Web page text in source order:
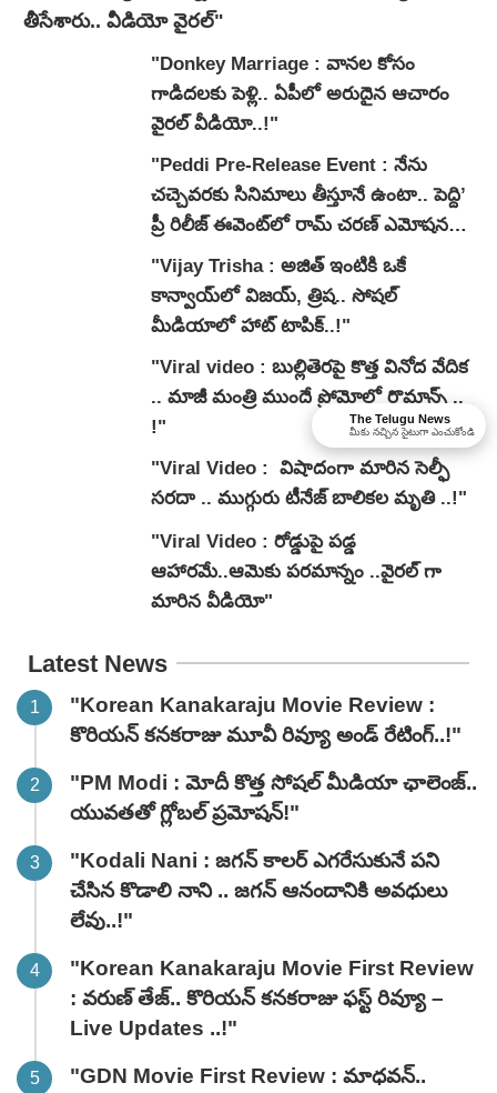
తీసేశారు.. వీడియో వైర‌ల్‌"
"Donkey Marriage : వానల కోసం
గాడిదలకు పెళ్లి.. ఏపీలో అరుదైన ఆచారం
వైరల్ వీడియో..!"
"Peddi Pre-Release Event : నేను
చ‌చ్చెవ‌ర‌కు సినిమాలు తీస్తూనే ఉంటా.. పెద్ది’
ప్రీ రిలీజ్ ఈవెంట్‌లో రామ్ చరణ్ ఎమోషనల్
స్పీచ్.. వీడియో!"
"Vijay Trisha : అజిత్ ఇంటికి ఒకే
కాన్వాయ్‌లో విజయ్, త్రిష.. సోషల్
మీడియాలో హాట్ టాపిక్..!"
"Viral video : బుల్లితెరపై కొత్త వినోద వేదిక
.. మాజీ మంత్రి ముందే ప్రోమోలో రొమాన్స్ ..
!"
"Viral Video : విషాదంగా మారిన సెల్ఫీ
సరదా .. ముగ్గురు టీనేజ్ బాలికల మృతి ..!"
"Viral Video : రోడ్డుపై పడ్డ
ఆహారమే..ఆమెకు పరమాన్నం ..వైరల్ గా
మారిన వీడియో"
Latest News
"Korean Kanakaraju Movie Review :
కొరియన్ కనకరాజు మూవీ రివ్యూ అండ్ రేటింగ్‌..!"
"PM Modi : మోదీ కొత్త సోషల్ మీడియా ఛాలెంజ్..
యువతతో గ్లోబల్ ప్రమోషన్!"
"Kodali Nani : జగన్ కాలర్ ఎగరేసుకునే పని
చేసిన కొడాలి నాని .. జగన్ ఆనందానికి అవధులు
లేవు..!"
"Korean Kanakaraju Movie First Review
: వరుణ్ తేజ్.. కొరియన్ కనకరాజు ఫస్ట్ రివ్యూ –
Live Updates ..!"
"GDN Movie First Review : మాధవన్..
The Telugu News
మీకు నచ్చిన సైటుగా ఎంచుకోండి